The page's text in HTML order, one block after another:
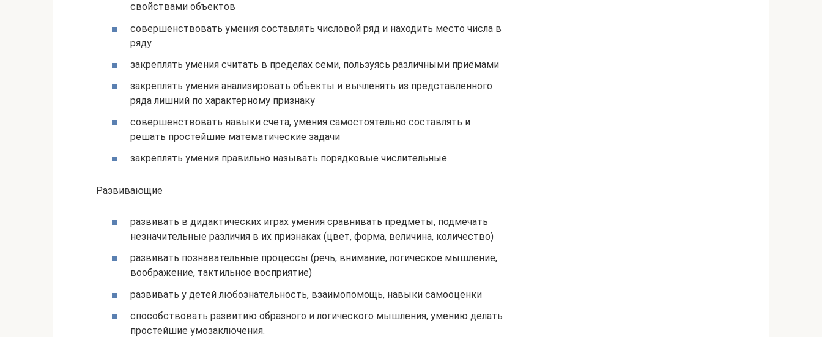
свойствами объектов
совершенствовать умения составлять числовой ряд и находить место числа в
ряду
закреплять умения считать в пределах семи, пользуясь различными приёмами
закреплять умения анализировать объекты и вычленять из представленного
ряда лишний по характерному признаку
совершенствовать навыки счета, умения самостоятельно составлять и
решать простейшие математические задачи
закреплять умения правильно называть порядковые числительные.
Развивающие
развивать в дидактических играх умения сравнивать предметы, подмечать
незначительные различия в их признаках (цвет, форма, величина, количество)
развивать познавательные процессы (речь, внимание, логическое мышление,
воображение, тактильное восприятие)
развивать у детей любознательность, взаимопомощь, навыки самооценки
способствовать развитию образного и логического мышления, умению делать
простейшие умозаключения.